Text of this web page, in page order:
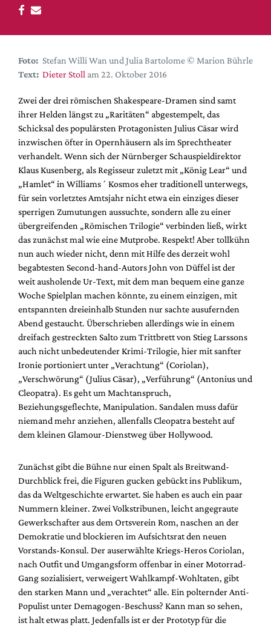
DdB-map
Kalender
Festival-Planer
Alle Hefte
Leseproben
Podcast
Service
Shop / Abo
Newsletter
Redaktion
Autor:innen
Partner
Mediadaten
Suche
Foto: Stefan Willi Wan und Julia Bartolome © Marion Bührle
Text: Dieter Stoll am 22. Oktober 2016
Zwei der drei römischen Shakespeare-Dramen sind samt
ihrer Helden längst zu „Raritäten“ abgestempelt, das
Schicksal des populärsten Protagonisten Julius Cäsar wird
inzwischen öfter in Opernhäusern als im Sprechtheater
verhandelt. Wenn sich der Nürnberger Schauspieldirektor
Klaus Kusenberg, als Regisseur zuletzt mit „König Lear“ und
„Hamlet“ in Williams´ Kosmos eher traditionell unterwegs,
für sein vorletztes Amtsjahr nicht etwa ein einziges dieser
sperrigen Zumutungen aussuchte, sondern alle zu einer
übergreifenden „Römischen Trilogie“ verbinden ließ, wirkt
das zunächst mal wie eine Mutprobe. Respekt! Aber tollkühn
nun auch wieder nicht, denn mit Hilfe des derzeit wohl
begabtesten Second-hand-Autors John von Düffel ist der
weit ausholende Ur-Text, mit dem man bequem eine ganze
Woche Spielplan machen könnte, zu einem einzigen, mit
entspannten dreieinhalb Stunden nur sachte ausufernden
Abend gestaucht. Überschrieben allerdings wie in einem
dreifach gestreckten Salto zum Trittbrett von Stieg Larssons
auch nicht unbedeutender Krimi-Trilogie, hier mit sanfter
Ironie portioniert unter „Verachtung“ (Coriolan),
„Verschwörung“ (Julius Cäsar), „Verführung“ (Antonius und
Cleopatra). Es geht um Machtanspruch,
Beziehungsgeflechte, Manipulation. Sandalen muss dafür
niemand mehr anziehen, allenfalls Cleopatra besteht auf
dem kleinen Glamour-Dienstweg über Hollywood.
Zunächst gibt die Bühne nur einen Spalt als Breitwand-
Durchblick frei, die Figuren gucken gebückt ins Publikum,
das da Weltgeschichte erwartet. Sie haben es auch ein paar
Nummern kleiner. Zwei Volkstribunen, leicht angegraute
Gewerkschafter aus dem Ortsverein Rom, naschen an der
Demokratie und blockieren im Aufsichtsrat den neuen
Vorstands-Konsul. Der auserwählte Kriegs-Heros Coriolan,
nach Outfit und Umgangsform offenbar in einer Motorrad-
Gang sozialisiert, verweigert Wahlkampf-Wohltaten, gibt
den starken Mann und „verachtet“ alle. Ein polternder Anti-
Populist unter Demagogen-Beschuss? Kann man so sehen,
ist halt etwas platt. Jedenfalls ist er der Prototyp für die